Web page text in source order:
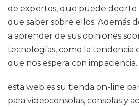
de expertos, que puede
que saber sobre ellos. Además
a aprender de sus opiniones
tecnologías, como la tendencia
que nos espera con impaciencia.
esta web es su tienda on-line
para videoconsolas, consolas y